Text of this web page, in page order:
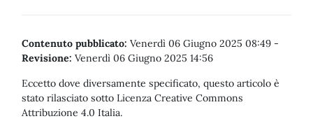
Contenuto pubblicato: Venerdì 06 Giugno 2025 08:49 -
Revisione: Venerdì 06 Giugno 2025 14:56
Eccetto dove diversamente specificato, questo articolo è
stato rilasciato sotto Licenza Creative Commons
Attribuzione 4.0 Italia.